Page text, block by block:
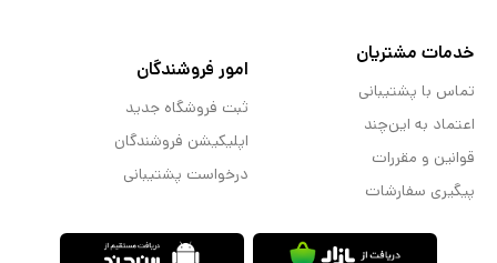
خدمات مشتریان
تماس با پشتیبانی
اعتماد به این‌چند
قوانین و مقررات
پیگیری سفارشات
امور فروشندگان
ثبت فروشگاه جدید
اپلیکیشن فروشندگان
درخواست پشتیبانی